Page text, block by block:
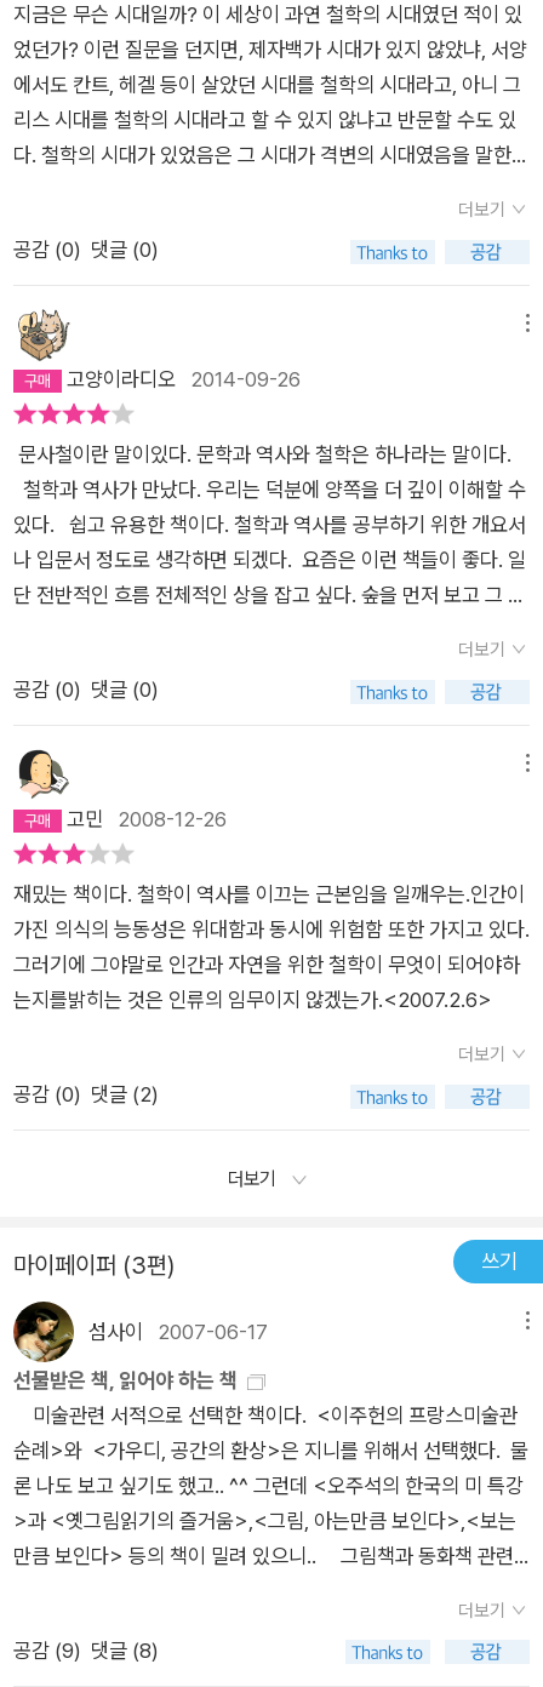
지금은 무슨 시대일까? 이 세상이 과연 철학의 시대였던 적이 있
었던가? 이런 질문을 던지면, 제자백가 시대가 있지 않았냐, 서양
에서도 칸트, 헤겔 등이 살았던 시대를 철학의 시대라고, 아니 그
리스 시대를 철학의 시대라고 할 수 있지 않냐고 반문할 수도 있
다. 철학의 시대가 있었음은 그 시대가 격변의 시대였음을 말한다
야 하는가를 추구하는 학문이 나타날 수밖에 없고, 이런 학문이
사람들에게 길을 인도해주는 역할을 하기도 하기 때문이다. 그리
럼 철학과 역사의 만남은 당연한 일이다. 오히려 역사와 만나지
않는 철학은 철학이 아니라 공허한 상상, 환상에 불과하리라. 그
래서 철학은 현실에 대한 응전이라고 할 수 있으며, 그 응전이 시
다. 그러면 과연 지금은 무슨 시대일까? 지금 우리에게 필요한 철
학은 무엇일까 되묻지 않을 수 없다. 이렇게 되묻지 않는다면 철
학에 대한 공부, 또는 철학 공부는 필요없게 된다. 오로지 자본이
판치는 사회, 그 자본으로 인해 사람들이 불행해지는 시대, 승자
독식의 시대, 실명 신자유주의 시대에 우리는 어떤 철학을 지녀야
할까. 아니 우리에게 앞길을 제시해 주는 철학이 무엇일까 고민을
해야 한다. 그러한 고민을 생산적이고 발전적인 것으로 만들기 위
끊임없는 대화라는 말도 있듯이, 과거를 되돌아보는 일은 현재를
파악하는 일이고 미래를 인식하는 일이기 때문이다. 이 과거에는
역사만이 아니다. 바로 그 시대의 철학도 담겨 있다. 철학이 시대
정신이라면, 철학에는 그 시대의 모습과 그 시대를 헤쳐나가려는
노력이 온전히 담겨 있기 때문이다. 이 책은 그러한 시도를 하고
있다. 지금까지 인류의 역사에서 중요한 순간, 그 순간을 함께 했
던 철학에 대해 이야기를 하고 있다. 즉 철학은 역사와 떨어질 수
없다는 사실을 역사적인 고찰을 통해 우리에게 알려주고 있는 것
6개의 철학 장면이 나온다. 민주주의의 꽃이라던 아테네부터. 사
실, 이 책은 이런 아테네를 다루지 않고 스파르타를 다룬다. 지금
의 개발독재와 비슷하다고, 그리고 그것은 오래가지 못한다고. 이
렇게 이 책은 과거 철학을 이야기하지만 끊임없이 현재를 이야기
고 그 철학의 의미를 쉽게 정리해서 전달해 주고 있다. 아마도 청
소년들이 학교에서 또는 책을 읽으면서 들어보았음직한 철학자
들, 아리스토텔레스, 아퀴나스, 데카르트, 공자, 노자, 헤겔, 마르
크스, 니체, 비트겐슈타인 등에 대해, 그들의 철학 세계에 대한 자
세한 주석보다는, 그 시대의 모습, 그 시대에서 요구하였던 사상,
철학에 대해서 알려주고 있어서 그리 어렵지 않게 철학을 접할 수
있다는 장점이 있다. 다만, 그 장점이 철학자와 역사에 대해서는
어느 정도 인식을 할 수 있지만, 정작 그 철학 자체에 대해서는 별
로 말하지 못하고 있다는 단점이 있다. 장점이 단점이 될 수도 있
지만, 처음 철학을 접하는 사람들에게는 이 단점이 오히려 장점이
론을 이야기할 때, 사소하지만 중요한 용어 실수(사실은 조판 실
더보기
공감 (0) 댓글 (0)
고양이라디오 2014-09-26
문사철이란 말이있다. 문학과 역사와 철학은 하나라는 말이다.
철학과 역사가 만났다. 우리는 덕분에 양쪽을 더 깊이 이해할 수
있다. 쉽고 유용한 책이다. 철학과 역사를 공부하기 위한 개요서
나 입문서 정도로 생각하면 되겠다. 요즘은 이런 책들이 좋다. 일
단 전반적인 흐름 전체적인 상을 잡고 싶다. 숲을 먼저 보고 그 다
더보기
공감 (0) 댓글 (0)
고민 2008-12-26
재밌는 책이다. 철학이 역사를 이끄는 근본임을 일깨우는.인간이
가진 의식의 능동성은 위대함과 동시에 위험함 또한 가지고 있다.
그러기에 그야말로 인간과 자연을 위한 철학이 무엇이 되어야하
는지를밝히는 것은 인류의 임무이지 않겠는가.<2007.2.6>
더보기
공감 (0) 댓글 (2)
더보기
마이페이퍼 (3편) 쓰기
섬사이 2007-06-17
선물받은 책, 읽어야 하는 책
미술관련 서적으로 선택한 책이다. <이주헌의 프랑스미술관
순례>와 <가우디, 공간의 환상>은 지니를 위해서 선택했다. 물
론 나도 보고 싶기도 했고.. ^^ 그런데 <오주석의 한국의 미 특강
>과 <옛그림읽기의 즐거움>,<그림, 아는만큼 보인다>,<보는
만큼 보인다> 등의 책이 밀려 있으니.. 그림책과 동화책 관련
>을 선택했다. <그림책 쓰는 법>은 작가가 되겠다는 욕심 때문
이 아니라 서평에서 그림책 전반에 대한 설명을 잘 담아놓았다는
더보기
공감 (9) 댓글 (8)